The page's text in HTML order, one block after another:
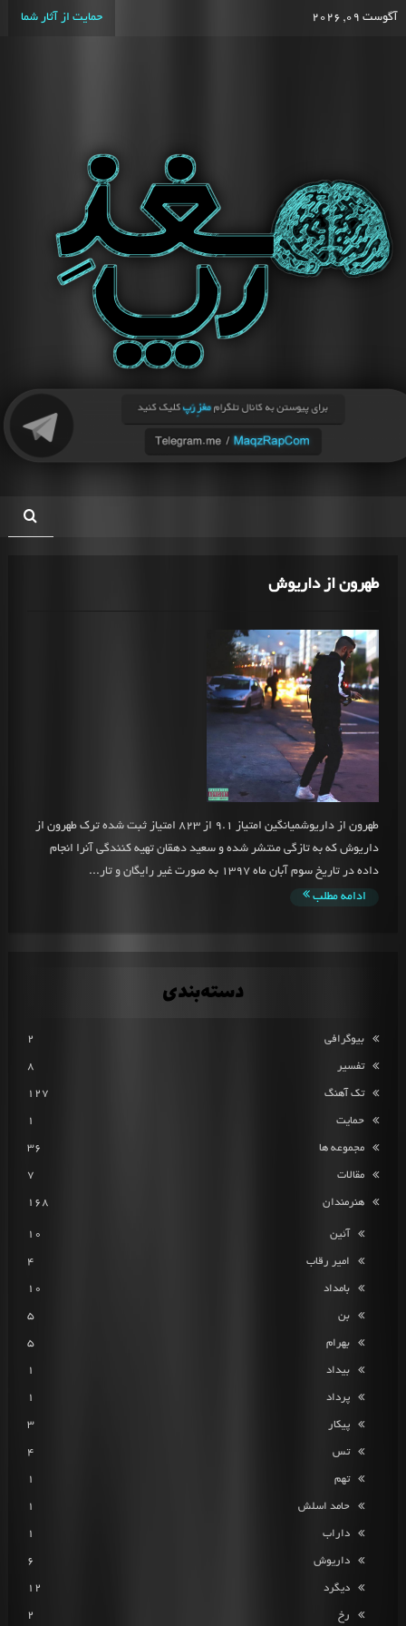
آگوست 09, 2026 حمایت از آثار شما
طهرون از داریوش
طهرون از داریوشمیانگین امتیاز 9.1 از 823 امتیاز ثبت شده ترک طهرون از
داریوش که به تازگی منتشر شده و سعید دهقان تهیه کنندگی آنرا انجام
داده در تاریخ سوم آبان ماه 1397 به صورت غیر رایگان و تار...
ادامه مطلب
دسته‌بندی
بیوگرافی 2
تفسیر 8
تک آهنگ 127
حمایت 1
مجموعه ها 36
مقالات 7
هنرمندان 168
آئین 10
امیر رقاب 4
بامداد 10
بن 5
بهرام 5
بیداد 1
پرداد 1
پیکار 3
تس 4
تهم 1
حامد اسلش 1
داراب 1
داریوش 6
دیگرد 12
رخ 2